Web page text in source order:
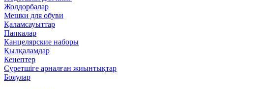
Жолдорбалар
Мешки для обуви
Қаламсауыттар
Папкалар
Канцелярские наборы
Қылқаламдар
Кенептер
Суретшіге арналған жиынтықтар
Бояулар